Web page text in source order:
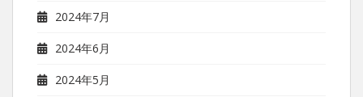
2024年7月
2024年6月
2024年5月